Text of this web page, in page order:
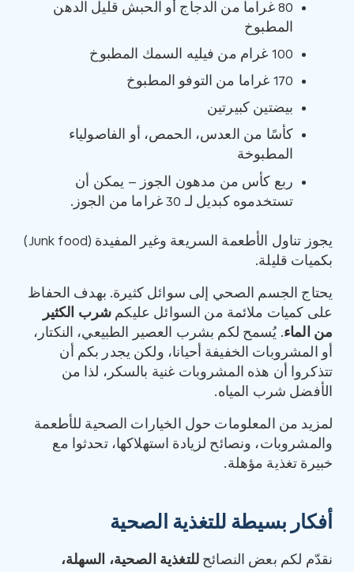
80 غراما من الدجاج أو الحبش قليل الدهن
المطبوخ
100 غرام من فيليه السمك المطبوخ
170 غراما من التوفو المطبوخ
بيضتين كبيرتين
كأسًا من العدس، الحمص، أو الفاصولياء
المطبوخة
ربع كأس من مدهون الجوز – يمكن أن
تستخدموه كبديل لـ 30 غراما من الجوز.
يجوز تناول الأطعمة السريعة وغير المفيدة (Junk food)
بكميات قليلة.
يحتاج الجسم الصحي إلى سوائل كثيرة. بهدف الحفاظ
على كميات ملائمة من السوائل عليكم شرب الكثير
من الماء. يُسمح لكم بشرب العصير الطبيعي، النكتار،
أو المشروبات الخفيفة أحيانا، ولكن يجدر بكم أن
تتذكروا أن هذه المشروبات غنية بالسكر، لذا من
الأفضل شرب المياه.
لمزيد من المعلومات حول الخيارات الصحية للأطعمة
والمشروبات، ونصائح لزيادة استهلاكها، تحدثوا مع
خبيرة تغذية مؤهلة.
أفكار بسيطة للتغذية الصحية
نقدّم لكم بعض النصائحللتغذية الصحية، السهلة،